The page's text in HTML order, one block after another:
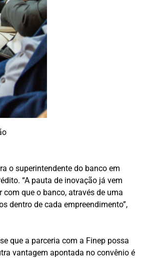
o superintendente do banco em
“A pauta de inovação já vem
que o banco, através de uma
dentro de cada empreendimento”,
que a parceria com a Finep possa
vantagem apontada no convênio é